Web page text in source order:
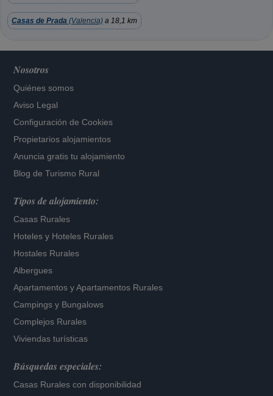
Casas de Prada (Valencia) a 18,1 km
Nosotros
Quiénes somos
Aviso Legal
Configuración de Cookies
Propietarios alojamientos
Anuncia gratis tu alojamiento
Blog de Turismo Rural
Tipos de alojamiento:
Casas Rurales
Hoteles y Hoteles Rurales
Hostales Rurales
Albergues
Apartamentos yApartamentos Rurales
Campings y Bungalows
Complejos Rurales
Viviendas turísticas
Búsquedas especiales:
Casas Rurales con disponibilidad